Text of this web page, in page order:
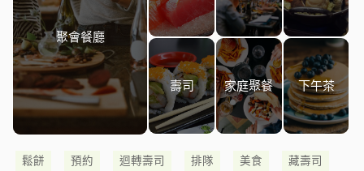
聚會餐廳
壽司 家庭聚餐 下午茶
鬆餅 預約 迴轉壽司 排隊 美食 藏壽司